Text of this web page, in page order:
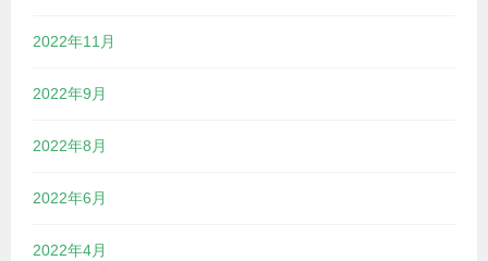
2022年11月
2022年9月
2022年8月
2022年6月
2022年4月